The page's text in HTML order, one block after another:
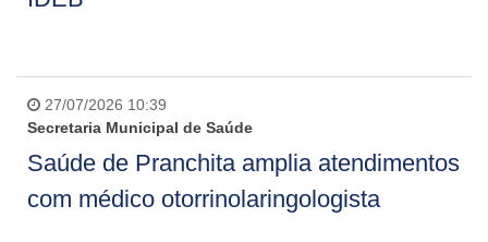
27/07/2026 10:39
Secretaria Municipal de Saúde
Saúde de Pranchita amplia atendimentos
com médico otorrinolaringologista